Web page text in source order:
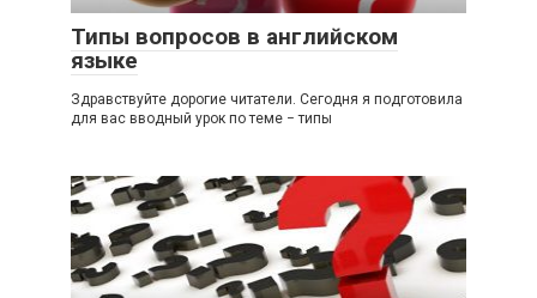
Типы вопросов в английском
языке
Здравствуйте дорогие читатели. Сегодня я подготовила
для вас вводный урок по теме − типы